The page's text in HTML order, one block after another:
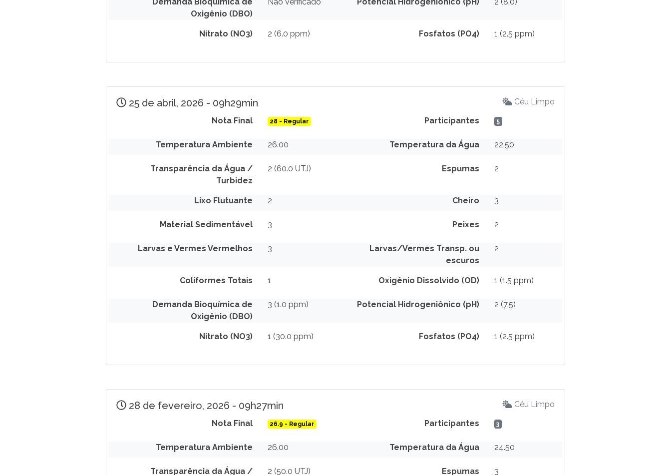
Oxigênio (DBO)
Nitrato (NO3) 2 (6.0 ppm) Fosfatos (PO4) 1 (2.5 ppm)
25 de abril, 2026 - 09h29min
Céu Limpo
Nota Final
28 - Regular Participantes 5
Temperatura Ambiente 26.00 Temperatura da Água 22.50
Transparência da Água /
Turbidez
2 (60.0 UTJ) Espumas 2
Lixo Flutuante 2 Cheiro 3
Material Sedimentável 3 Peixes 2
Larvas e Vermes Vermelhos 3
Larvas/Vermes Transp. ou
escuros
2
Coliformes Totais 1 Oxigênio Dissolvido (OD) 1 (1.5 ppm)
Demanda Bioquímica de
Oxigênio (DBO)
3 (1.0 ppm) Potencial Hidrogeniônico (pH) 2 (7.5)
Nitrato (NO3) 1 (30.0 ppm) Fosfatos (PO4) 1 (2.5 ppm)
28 de fevereiro, 2026 - 09h27min
Céu Limpo
Nota Final
26.9 - Regular Participantes 3
Temperatura Ambiente 26.00 Temperatura da Água 24.50
Transparência da Água / 2 (50.0 UTJ) Espumas 3